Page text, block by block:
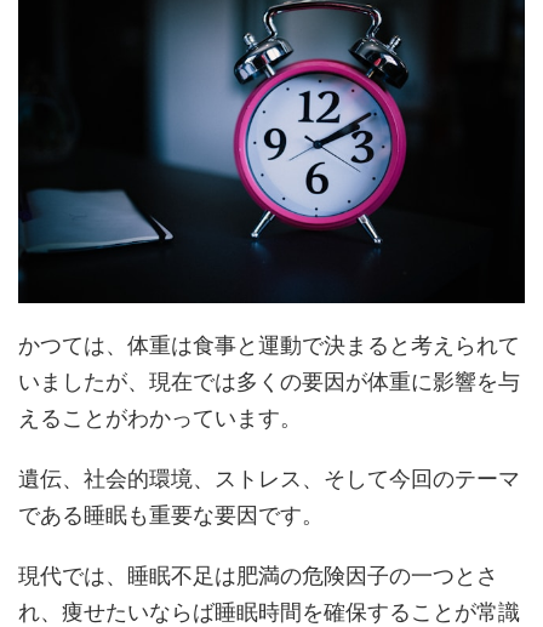
かつては、体重は食事と運動で決まると考えられて
いましたが、現在では多くの要因が体重に影響を与
えることがわかっています。
遺伝、社会的環境、ストレス、そして今回のテーマ
である睡眠も重要な要因です。
現代では、睡眠不足は肥満の危険因子の一つとさ
れ、痩せたいならば睡眠時間を確保することが常識